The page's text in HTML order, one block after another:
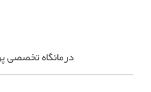
درمانگاه تخصصی